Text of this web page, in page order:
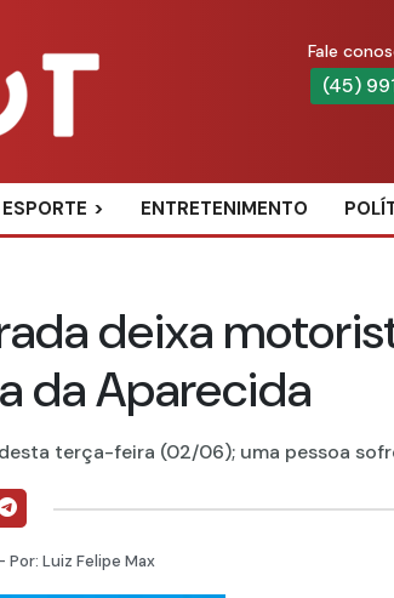
Fale
(45)
ESPORTE ENTRETENIMENTO
deixa
da Aparecida
terça-feira (02/06); uma pessoa
Por: Luiz Felipe Max